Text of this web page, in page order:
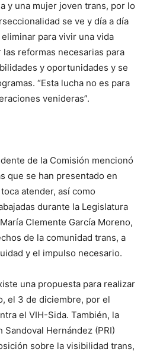
y una mujer joven trans, por lo
se ve y día a día
para vivir una vida
reformas necesarias para
y oportunidades y se
“Esta lucha no es para
venideras”.
de la Comisión mencionó
que se han presentado en
atender, así como
durante la Legislatura
Clemente García Moreno,
de la comunidad trans, a
y el impulso necesario.
una propuesta para realizar
el 3 de diciembre, por el
el VIH-Sida. También, la
Hernández (PRI)
sobre la visibilidad trans,